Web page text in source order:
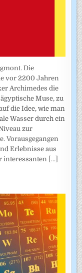
Die
vor 2200 Jahren
Archimedes die
Muse, zu
die Idee, wie man
Wasser durch ein
zur
Vorausgegangen
Erlebnisse aus
interessanten [...]